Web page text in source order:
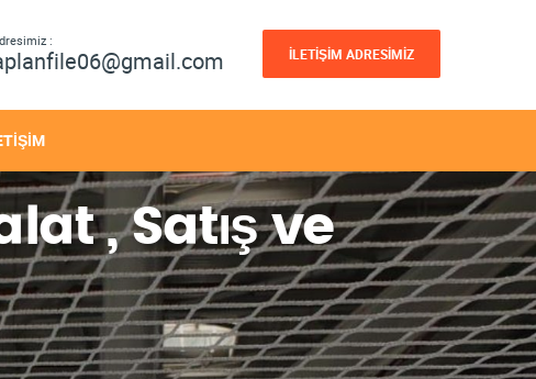
:
İLETİŞİM ADRESİMİZ
, Satış ve